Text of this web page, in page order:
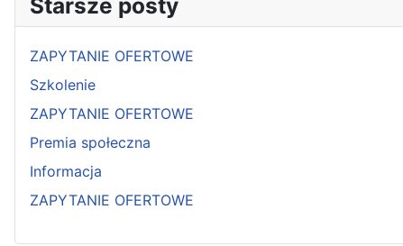
Starsze posty
ZAPYTANIE OFERTOWE
Szkolenie
ZAPYTANIE OFERTOWE
Premia społeczna
Informacja
ZAPYTANIE OFERTOWE